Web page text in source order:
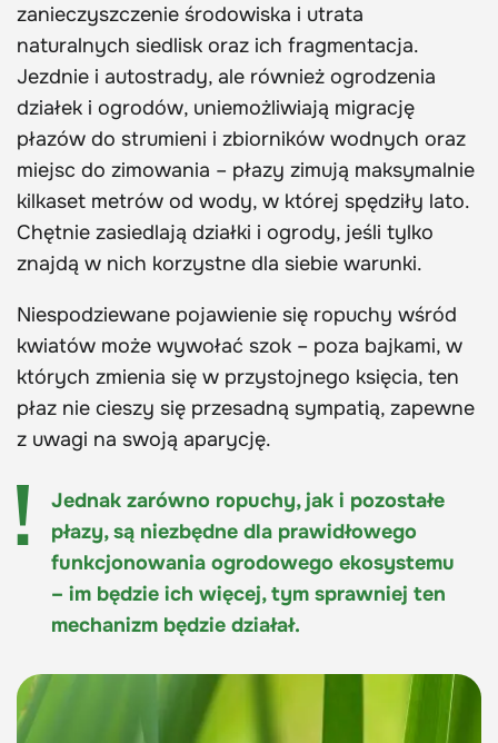
zanieczyszczenie środowiska i utrata
naturalnych siedlisk oraz ich fragmentacja.
Jezdnie i autostrady, ale również ogrodzenia
działek i ogrodów, uniemożliwiają migrację
płazów do strumieni i zbiorników wodnych oraz
miejsc do zimowania – płazy zimują maksymalnie
kilkaset metrów od wody, w której spędziły lato.
Chętnie zasiedlają działki i ogrody, jeśli tylko
znajdą w nich korzystne dla siebie warunki.
Niespodziewane pojawienie się ropuchy wśród
kwiatów może wywołać szok – poza bajkami, w
których zmienia się w przystojnego księcia, ten
płaz nie cieszy się przesadną sympatią, zapewne
z uwagi na swoją aparycję.
Jednak zarówno ropuchy, jak i pozostałe
płazy, są niezbędne dla prawidłowego
funkcjonowania ogrodowego ekosystemu
– im będzie ich więcej, tym sprawniej ten
mechanizm będzie działał.